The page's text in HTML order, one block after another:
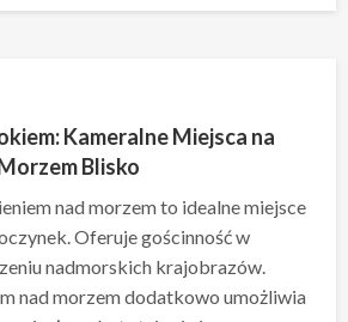
Kameralne Miejsca na
Blisko
nad morzem to idealne miejsce
Oferuje gościnność w
nadmorskich krajobrazów.
nad morzem dodatkowo umożliwia